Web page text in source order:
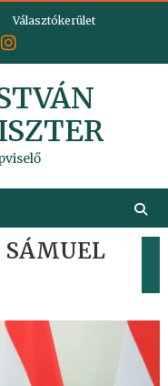
Választókerület
SÁMUEL